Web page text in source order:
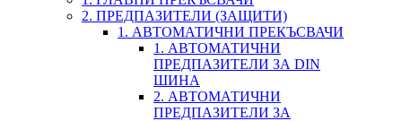
2. ПРЕДПАЗИТЕЛИ (ЗАЩИТИ)
1. АВТОМАТИЧНИ ПРЕКЪСВАЧИ
1. АВТОМАТИЧНИ
ПРЕДПАЗИТЕЛИ ЗА DIN
ШИНА
2. АВТОМАТИЧНИ
ПРЕДПАЗИТЕЛИ ЗА